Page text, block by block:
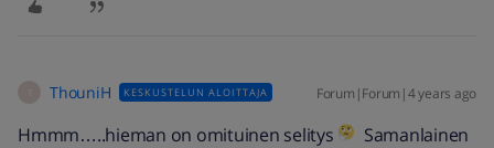
ThouniH KESKUSTELUN ALOITTAJA Forum|Forum|4 years ago
Hmmm…..hieman on omituinen selitys
Samanlainen